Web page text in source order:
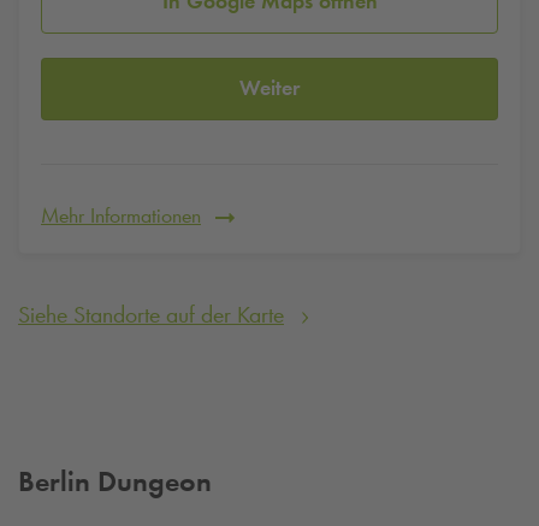
Weiter
Mehr Informationen
Siehe Standorte auf der Karte
Berlin Dungeon